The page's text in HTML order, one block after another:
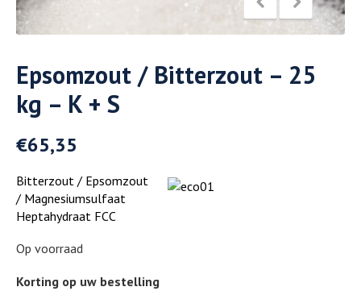
Epsomzout / Bitterzout – 25
kg – K + S
€65,35
Bitterzout / Epsomzout
/ Magnesiumsulfaat
Heptahydraat FCC
Op voorraad
Korting op uw bestelling